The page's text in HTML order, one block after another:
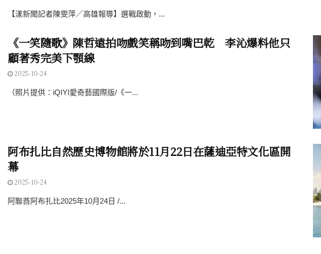
【漾新聞記者陳雯萍／高雄報導】選戰啟動，...
《一笑隨歌》陳哲遠拍吻戲笑稱吻到嘴巴乾 李沁爆料他只
顧著秀完美下顎線
2025-10-24
（照片提供：iQIYI愛奇藝國際版/《一...
阿布扎比自然歷史博物館將於11月22日在薩迪亞特文化區開
幕
2025-10-24
阿聯酋阿布扎比2025年10月24日 /...